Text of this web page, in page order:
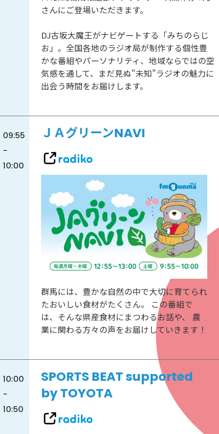
さんにご登場いただきます。
DJ古坂大魔王がナビゲートする「みちのらじ
お」。全国各地のラジオ局が制作する個性豊
かな番組やパーソナリティ、地域ならではの空
気感を通して、まだ見ぬ"未知"ラジオの魅力に
出会う時間をお届けします。
09:55
-
10:00
ＪＡグリーンNAVI
群馬には、豊かな自然の中で大切に育てられ
たおいしい食材がたくさん。 この番組で
は、そんな県産食材にまつわるお話や、 農
業に関わる方々の声をお届けしていきます！
10:00
-
10:50
SPORTS BEAT supported
by TOYOTA